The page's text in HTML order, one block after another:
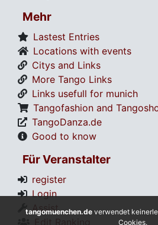
Mehr
Lastest Entries
Locations with events
Citys and Links
More Tango Links
Links usefull for munich
Tangofashion and
TangoDanza.de
Good to know
Für Veranstalter
register
Login
Assist
tangomuenchen.de verwendet
Cookies.